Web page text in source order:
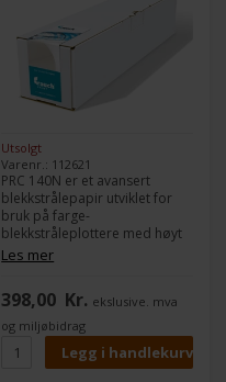
Utsolgt
Varenr.: 112621
PRC 140N er et avansert
blekkstrålepapir utviklet for
bruk på farge-
blekkstråleplottere med høyt
blekkforbruk. Det leverer
imponerende resultater ved
høy oppløsning, skarp
kantdefinisjon og intens
fargebrillians.
Les mer
398,00 Kr. ekslusive. mva
og miljøbidrag